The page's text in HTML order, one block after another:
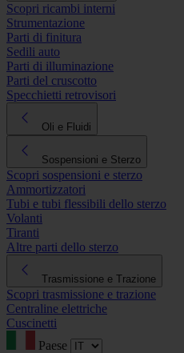
Scopri ricambi interni
Strumentazione
Parti di finitura
Sedili auto
Parti di illuminazione
Parti del cruscotto
Specchietti retrovisori
Oli e Fluidi
Sospensioni e Sterzo
Scopri sospensioni e sterzo
Ammortizzatori
Tubi e tubi flessibili dello sterzo
Volanti
Tiranti
Altre parti dello sterzo
Trasmissione e Trazione
Scopri trasmissione e trazione
Centraline elettriche
Cuscinetti
Paese